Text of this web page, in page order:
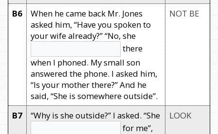
B6
When he came back Mr. Jones
asked him, “Have you spoken to
your wife already?” “No, she
there
when I phoned. My small son
answered the phone. I asked him,
“Is your mother there?” And he
said, “She is somewhere outside”.
NOT BE
B7
“Why is she outside?” I asked. “She
for me”,
LOOK